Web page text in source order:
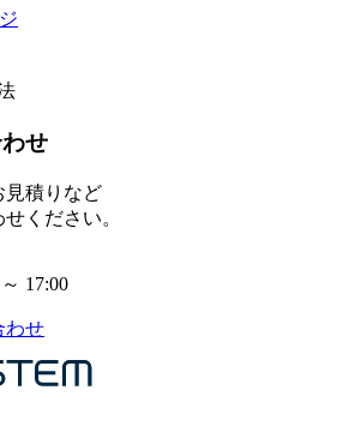
せ
見積りなど
ください。
17:00
わせ